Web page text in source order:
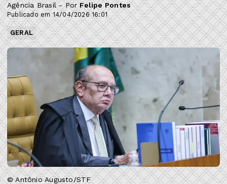
Agência Brasil - PorFelipe Pontes
Publicado em 14/04/2026 16:01
GERAL
© Antônio Augusto/STF